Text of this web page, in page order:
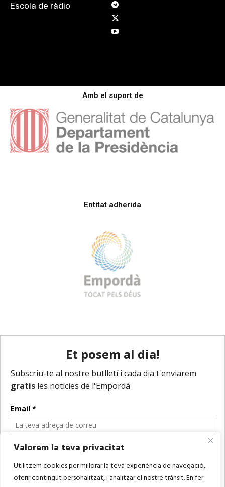
Valorem la teva privacitat
Utilitzem cookies per millorar la teva experiència de navegació,
oferir contingut personalitzat, i analitzar el nostre trànsit. En fer
Escola de ràdio
Amb el suport de
Entitat adherida